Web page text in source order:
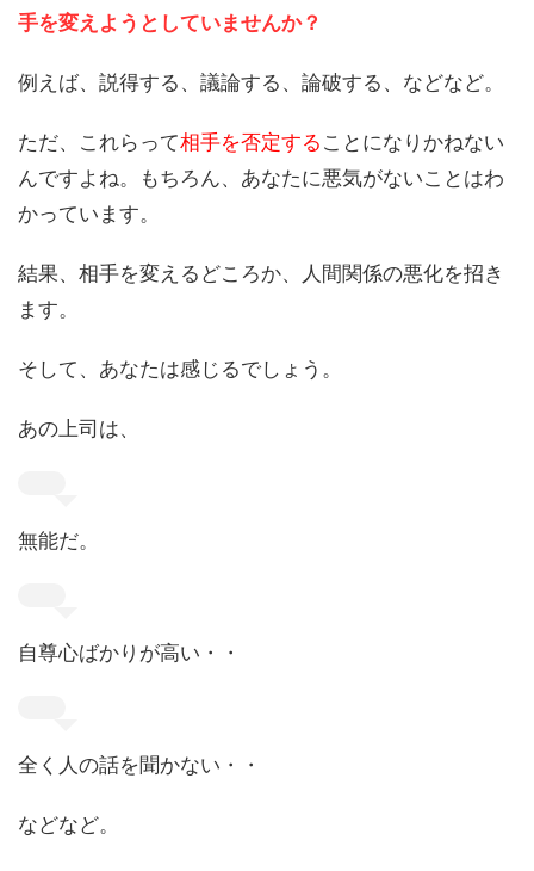
手を変えようとしていませんか？
例えば、説得する、議論する、論破する、などなど。
ただ、これらって相手を否定する ことになりかねない
んですよね。もちろん、あなたに悪気がないことはわ
かっています。
結果、相手を変えるどころか、人間関係の悪化を招き
ます。
そして、あなたは感じるでしょう。
あの上司は、
無能だ。
自尊心ばかりが高い・・
全く人の話を聞かない・・
などなど。